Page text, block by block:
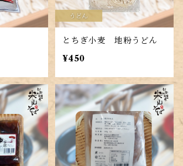
とちぎ小麦 地粉うどん
¥450